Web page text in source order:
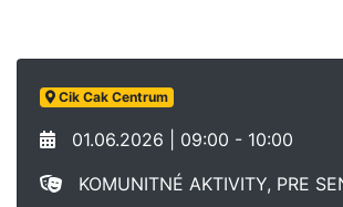
Cik Cak Centrum
01.06.2026 | 09:00 - 10:00
KOMUNITNÉ AKTIVITY, PRE